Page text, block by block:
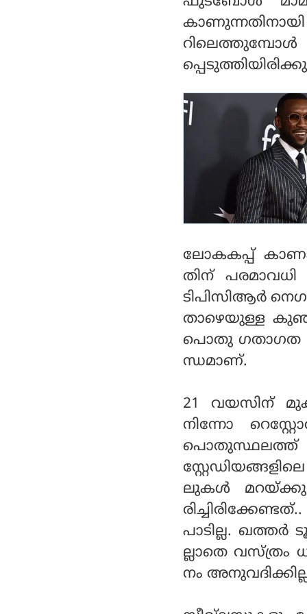
ലോകകപ്പ്
തിന്
ടിപിസിആർ
താഴെയുള്ള
പൊതു ഗതാഗത
ന്ധമാണ്.
21 വയസിന്
നിന്നോ
പൊതുസ്ഥലത്ത്
ലുകൾ
പാടില്ല. ഖത്തർ
ല്ലാതെ വസ്ത്രം
നം